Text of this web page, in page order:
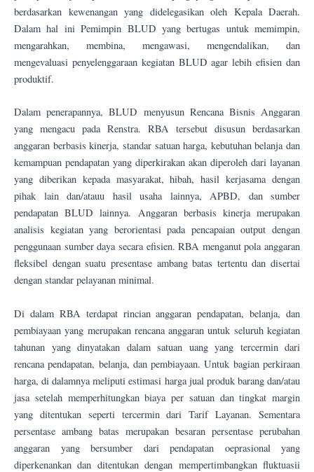
berdasarkan kewenangan yang didelegasikan oleh Kepala Daerah.
Dalam hal ini Pemimpin BLUD yang bertugas untuk memimpin,
mengarahkan, membina, mengawasi, mengendalikan, dan
mengevaluasi penyelenggaraan kegiatan BLUD agar lebih efisien dan
produktif.
Dalam penerapannya, BLUD menyusun Rencana Bisnis Anggaran
yang mengacu pada Renstra. RBA tersebut disusun berdasarkan
anggaran berbasis kinerja, standar satuan harga, kebutuhan belanja dan
kemampuan pendapatan yang diperkirakan akan diperoleh dari layanan
yang diberikan kepada masyarakat, hibah, hasil kerjasama dengan
pihak lain dan/atauu hasil usaha lainnya, APBD, dan sumber
pendapatan BLUD lainnya. Anggaran berbasis kinerja merupakan
analisis kegiatan yang berorientasi pada pencapaian output dengan
penggunaan sumber daya secara efisien. RBA menganut pola anggaran
fleksibel dengan suatu presentase ambang batas tertentu dan disertai
dengan standar pelayanan minimal.
Di dalam RBA terdapat rincian anggaran pendapatan, belanja, dan
pembiayaan yang merupakan rencana anggaran untuk seluruh kegiatan
tahunan yang dinyatakan dalam satuan uang yang tercermin dari
rencana pendapatan, belanja, dan pembiayaan. Untuk bagian perkiraan
harga, di dalamnya meliputi estimasi harga jual produk barang dan/atau
jasa setelah memperhitungkan biaya per satuan dan tingkat margin
yang ditentukan seperti tercermin dari Tarif Layanan. Sementara
persentase ambang batas merupakan besaran persentase perubahan
anggaran yang bersumber dari pendapatan oeprasional yang
diperkenankan dan ditentukan dengan mempertimbangkan fluktuasii